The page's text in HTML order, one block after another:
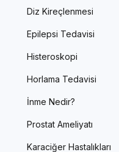
Diz Kireçlenmesi
Epilepsi Tedavisi
Histeroskopi
Horlama Tedavisi
İnme Nedir?
Prostat Ameliyatı
Karaciğer Hastalıkları